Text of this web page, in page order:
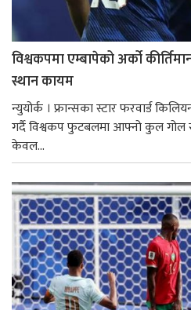
विश्वकपमा एम्बापेको अर्को
स्थान कायम
न्युयोर्क । फ्रान्सका स्टार फरवार्ड
गर्दै विश्वकप फुटबलमा आफ्नो कुल गोल
केवल...